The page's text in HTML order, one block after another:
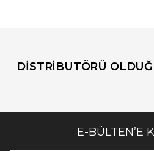
DİSTRİBUTÖRÜ
E-BÜLTEN’E